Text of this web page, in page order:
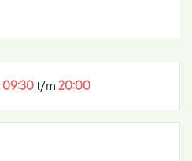
09:30t/m 20:00